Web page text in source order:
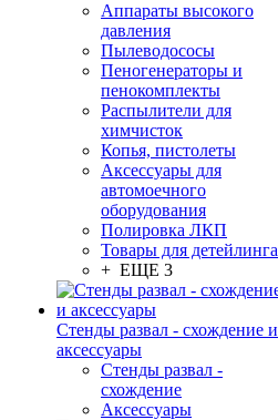
Аппараты высокого
давления
Пылеводососы
Пеногенераторы и
пенокомплекты
Распылители для
химчисток
Копья, пистолеты
Аксессуары для
автомоечного
оборудования
Полировка ЛКП
Товары для детейлинга
+ ЕЩЕ 3
Стенды развал - схождение и
аксессуары
Стенды развал -
схождение
Аксессуары